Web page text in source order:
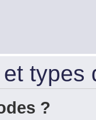
types
?